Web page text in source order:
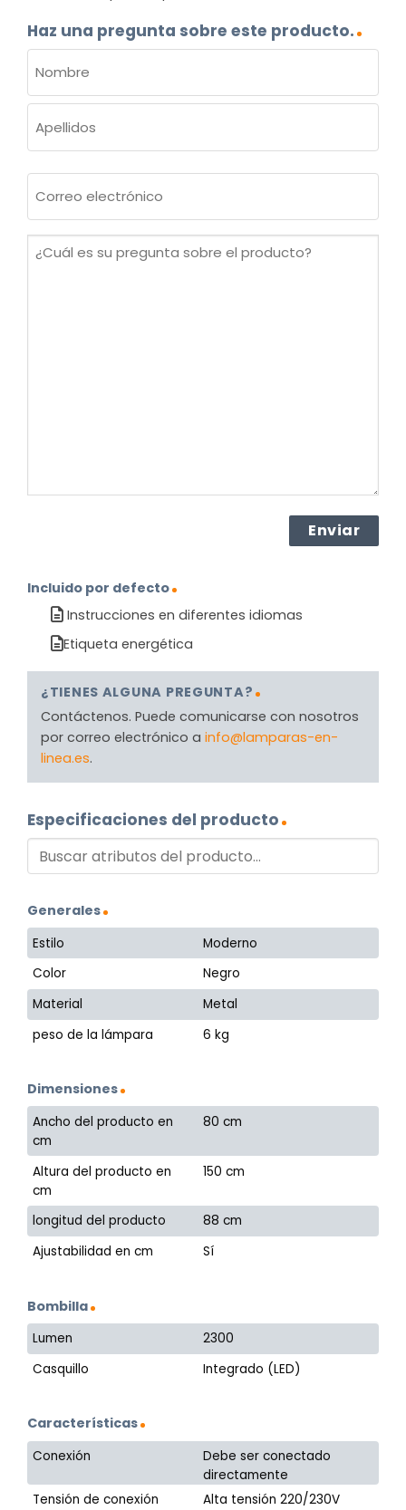
Haz una pregunta sobre este producto.
(OBLIGATORIO)
Nombre
electrónico
¿Cuál
Incluido por defecto
Instrucciones en diferentes idiomas
Etiqueta energética
¿TIENES ALGUNA PREGUNTA?
Contáctenos. Puede comunicarse con nosotros
por correo electrónico a info@lamparas-en-
linea.es.
Especificaciones del producto
Generales
Estilo
Moderno
Color
Negro
Material
Metal
peso de la lámpara
6 kg
Dimensiones
Ancho del producto en
cm
80 cm
Altura del producto en
cm
150 cm
longitud del producto
88 cm
Ajustabilidad en cm
Sí
Bombilla
Lumen
2300
Casquillo
Integrado (LED)
Características
Conexión
Debe ser conectado
directamente
Tensión de conexión
Alta tensión 220/230V